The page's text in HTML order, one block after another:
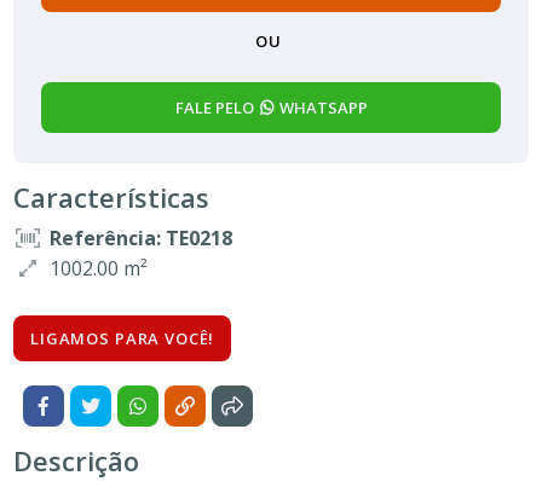
OU
FALE PELO WHATSAPP
Características
Referência: TE0218
1002.00 m²
LIGAMOS PARA VOCÊ!
Descrição